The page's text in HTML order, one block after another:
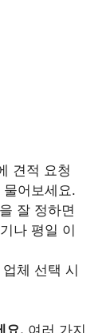
견적 요청
어보세요.
잘 정하면
나 평일 이
체 선택 시